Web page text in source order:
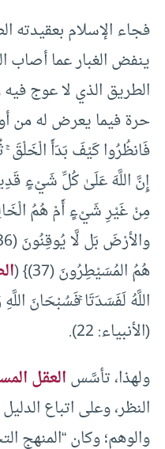
فجاء الإسلام بعقيدته
ينفض الغبار عما أصاب
الطريق الذي لا عوج
حرة فيما يعرض له من
فَانظُرُوا كَيْفَ بَدَأَ الْخَلْقَ
هُمُ المُسَيْطِرُونَ (37)} (
اللَّهُ لَفَسَدَتَا ۚفَسُبْحَانَ
(الأنبياء: 22).
ولهذا، تأسَّسالعقل
النظر، وعلى اتباع
والوهم؛ وكان “المنهج